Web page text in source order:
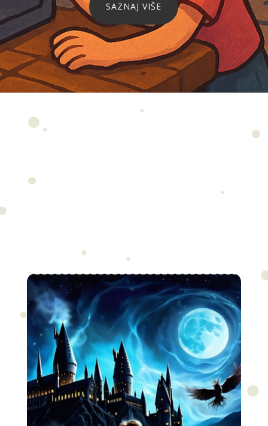
SAZNAJ VIŠE
HARRY POTTER - Tajna
Horvotskovskih hodnika
Zakorači kroz vrata iza kojih mašta